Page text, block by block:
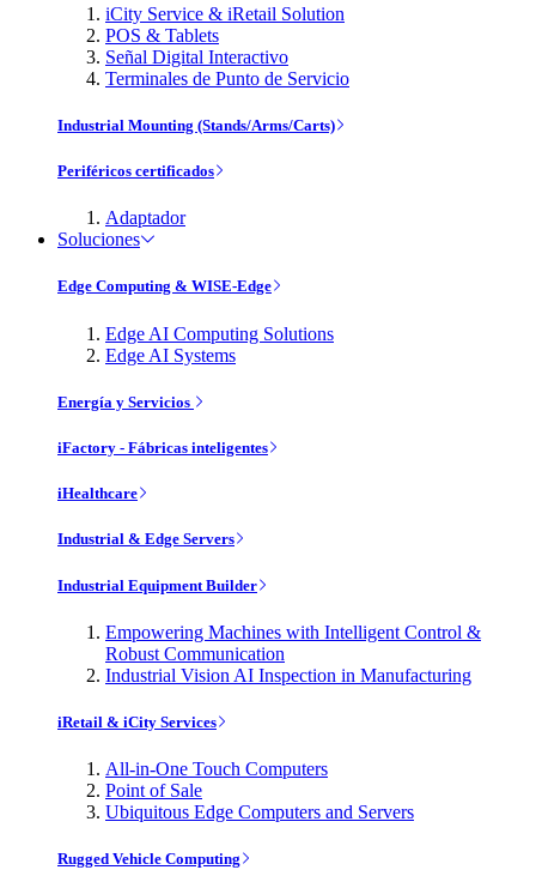
iCity Service & iRetail Solution
POS & Tablets
Señal Digital Interactivo
Terminales de Punto de Servicio
Industrial Mounting (Stands/Arms/Carts)
Periféricos certificados
Adaptador
Soluciones
Edge Computing & WISE-Edge
Edge AI Computing Solutions
Edge AI Systems
Energía y Servicios
iFactory - Fábricas inteligentes
iHealthcare
Industrial & Edge Servers
Industrial Equipment Builder
Empowering Machines with Intelligent Control &
Robust Communication
Industrial Vision AI Inspection in Manufacturing
iRetail & iCity Services
All-in-One Touch Computers
Point of Sale
Ubiquitous Edge Computers and Servers
Rugged Vehicle Computing